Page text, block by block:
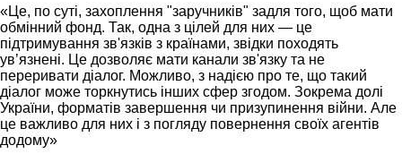
«Це, по суті, захоплення "заручників" задля того, щоб мати
обмінний фонд. Так, одна з цілей для них — це
підтримування зв'язків з країнами, звідки походять
ув’язнені. Це дозволяє мати канали зв'язку та не
переривати діалог. Можливо, з надією про те, що такий
діалог може торкнутись інших сфер згодом. Зокрема долі
України, форматів завершення чи призупинення війни. Але
це важливо для них і з погляду повернення своїх агентів
додому»